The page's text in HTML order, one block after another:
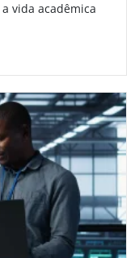
vida acadêmica